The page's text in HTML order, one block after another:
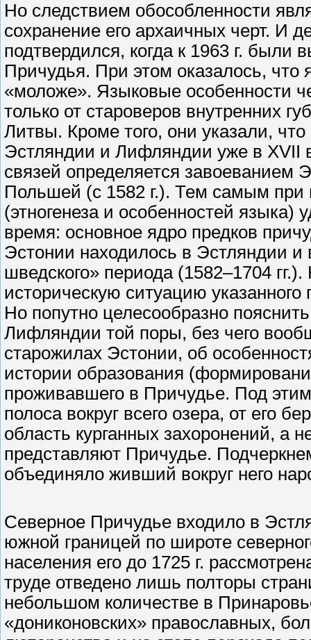
Но следствием обособленности
сохранение его архаичных черт. И
подтвердился, когда к 1963 г.
Причудья. При этом оказалось, что
«моложе». Языковые особенности
только от староверов внутренних
Литвы. Кроме того, они указали,
Эстляндии и Лифляндии уже в XVII
связей определяется
Польшей (с 1582 г.). Тем самым при
(этногенеза и особенностей языка)
время: основное ядро предков
Эстонии находилось в Эстляндии
шведского» периода (1582–1704
историческую ситуацию
Но попутно целесообразно
Лифляндии той поры, без чего
старожилах Эстонии, об
истории образования
проживавшего в Причудье. Под
полоса вокруг всего озера, от его
область курганных захоронений, а
представляют Причудье.
объединяло живший вокруг него
Северное Причудье входило в
южной границей по широте
населения его до 1725 г.
труде отведено лишь полторы
небольшом количестве в
«дониконовских» православных,